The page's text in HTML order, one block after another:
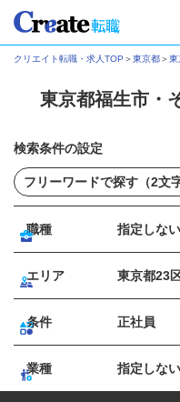
クリエイト転職・求人TOP ＞東京都＞東
東京都福生市・
検索条件の設定
職種 指定しない
エリア 東京都23
条件 正社員
業種 指定しない